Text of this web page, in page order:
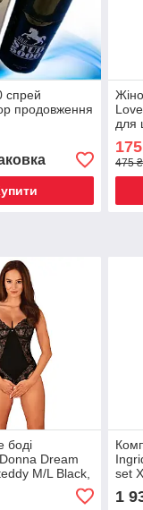
спрей
продовження
для
175
475
боді
Dream
M/L Black,
set
Київ
1